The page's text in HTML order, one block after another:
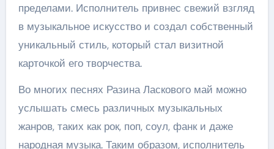
пределами. Исполнитель привнес свежий взгляд
в музыкальное искусство и создал собственный
уникальный стиль, который стал визитной
карточкой его творчества.
Во многих песнях Разина Ласкового май можно
услышать смесь различных музыкальных
жанров, таких как рок, поп, соул, фанк и даже
народная музыка. Таким образом, исполнитель